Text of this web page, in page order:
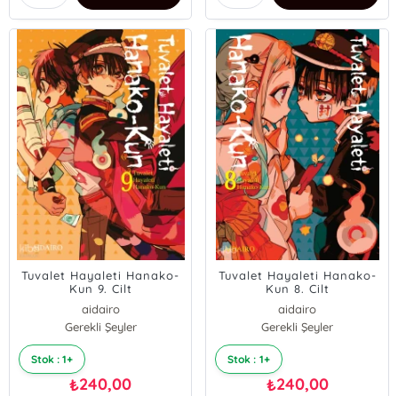
Tuvalet Hayaleti Hanako-
Kun 9. Cilt
aidairo
Gerekli Şeyler
Stok : 1+
₺240,00
Tuvalet Hayaleti Hanako-
Kun 8. Cilt
aidairo
Gerekli Şeyler
Stok : 1+
₺240,00